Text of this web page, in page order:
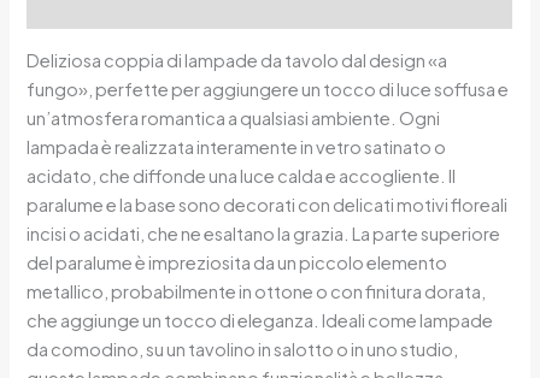
Deliziosa coppia di lampade da tavolo dal design «a
fungo», perfette per aggiungere un tocco di luce soffusa e
un’atmosfera romantica a qualsiasi ambiente. Ogni
lampada è realizzata interamente in vetro satinato o
acidato, che diffonde una luce calda e accogliente. Il
paralume e la base sono decorati con delicati motivi floreali
incisi o acidati, che ne esaltano la grazia. La parte superiore
del paralume è impreziosita da un piccolo elemento
metallico, probabilmente in ottone o con finitura dorata,
che aggiunge un tocco di eleganza. Ideali come lampade
da comodino, su un tavolino in salotto o in uno studio,